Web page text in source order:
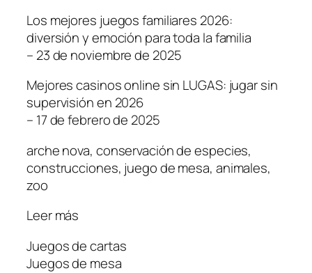
Los mejores juegos familiares 2026:
diversión y emoción para toda la familia
– 23 de noviembre de 2025
Mejores casinos online sin LUGAS: jugar sin
supervisión en 2026
– 17 de febrero de 2025
arche nova, conservación de especies,
construcciones, juego de mesa, animales,
zoo
Leer más
Juegos de cartas
Juegos de mesa